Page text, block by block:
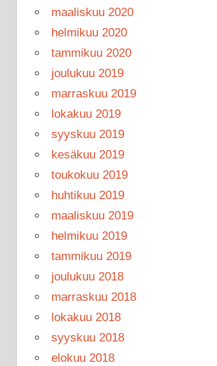
maaliskuu 2020
helmikuu 2020
tammikuu 2020
joulukuu 2019
marraskuu 2019
lokakuu 2019
syyskuu 2019
kesäkuu 2019
toukokuu 2019
huhtikuu 2019
maaliskuu 2019
helmikuu 2019
tammikuu 2019
joulukuu 2018
marraskuu 2018
lokakuu 2018
syyskuu 2018
elokuu 2018